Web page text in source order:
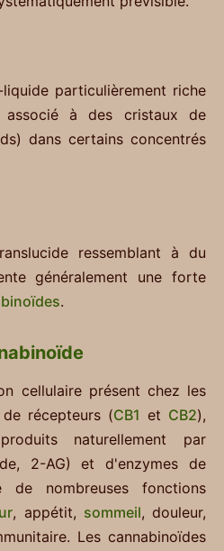
particulièrement riche
associé à des cristaux de
dans certains concentrés
ressemblant à du
généralement une forte
.
cellulaire présent chez les
récepteurs (CB1 et CB2),
naturellement par
2-AG) et d'enzymes de
de nombreuses fonctions
, appétit, sommeil, douleur,
Les cannabinoïdes